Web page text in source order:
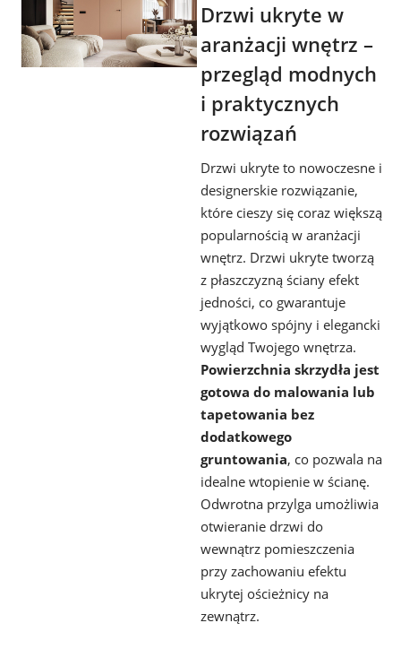
Drzwi ukryte w
aranżacji wnętrz –
przegląd modnych
i praktycznych
rozwiązań
Drzwi ukryte to nowoczesne i
designerskie rozwiązanie,
które cieszy się coraz większą
popularnością w aranżacji
wnętrz. Drzwi ukryte tworzą
z płaszczyzną ściany efekt
jedności, co gwarantuje
wyjątkowo spójny i elegancki
wygląd Twojego wnętrza.
Powierzchnia skrzydła jest
gotowa do malowania lub
tapetowania bez
dodatkowego
gruntowania, co pozwala na
idealne wtopienie w ścianę.
Odwrotna przylga umożliwia
otwieranie drzwi do
wewnątrz pomieszczenia
przy zachowaniu efektu
ukrytej ościeżnicy na
zewnątrz.